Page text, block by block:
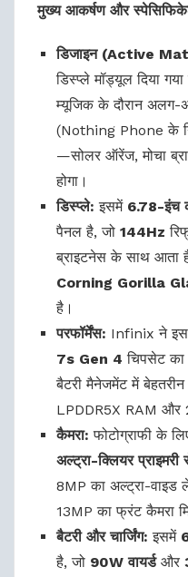
मुख्य आकर्षण और
डिजाइन (Active
डिस्प्ले मॉड्यूल दिया
म्यूजिक के दौरान अलग-
(Nothing Phone के
—सोलर ऑरेंज, मोचा
होगा।
डिस्प्ले: इसमें 6.78-इंच
पैनल है, जो 144Hz
ब्राइटनेस के साथ आता
Corning Gorilla
है।
परफॉर्मेंस: Infinix ने इस
7s Gen 4 चिपसेट का
बैटरी मैनेजमेंट में
LPDDR5X RAM और
कैमरा: फोटोग्राफी के
अल्ट्रा-क्लियर
8MP का अल्ट्रा-वाइड
13MP का फ्रंट कैमरा
बैटरी और चार्जिंग: इसमें
है, जो 90W वायर्डऔर